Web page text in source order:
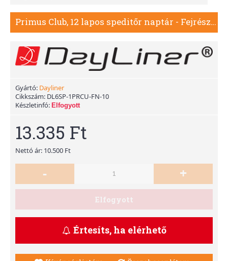
Primus Club, 12 lapos speditőr naptár - Fejrész nélkül, 10db/csomag
Gyártó: Dayliner
Cikkszám: DL6SP-1PRCU-FN-10
Készletinfó: Elfogyott
13.335 Ft
Nettó ár: 10.500 Ft
- +
Elfogyott
Értesíts, ha elérhető